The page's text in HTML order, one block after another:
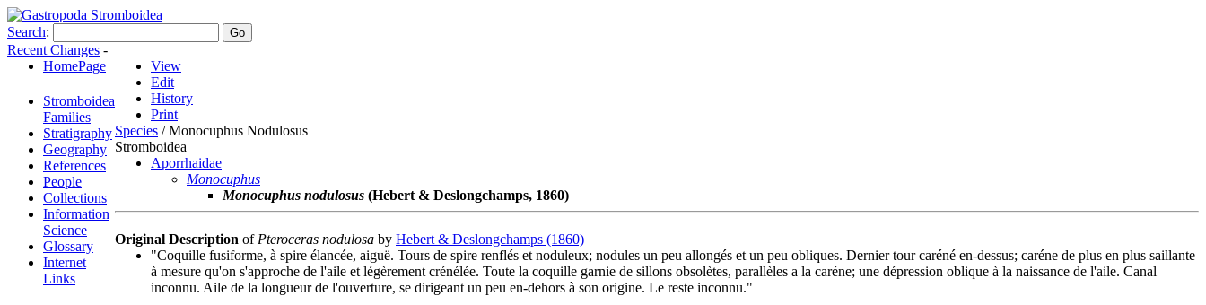
Search:
Recent Changes -
HomePage
Stromboidea
Families
Stratigraphy
Geography
References
People
Collections
Information
Science
Glossary
Internet
Links
View
Edit
History
Print
Species / Monocuphus Nodulosus
Stromboidea
Aporrhaidae
Monocuphus
Monocuphus nodulosus (Hebert & Deslongchamps, 1860)
Original Description of Pteroceras nodulosa by Hebert & Deslongchamps (1860)
"Coquille fusiforme, à spire élancée, aiguë. Tours de spire renflés et noduleux; nodules un peu allongés et un peu obliques. Dernier tour caréné en-dessus; caréne de plus en plus saillante
à mesure qu'on s'approche de l'aile et légèrement crénélée. Toute la coquille garnie de sillons obsolètes, parallèles a la caréne; une dépression oblique à la naissance de l'aile. Canal
inconnu. Aile de la longueur de l'ouverture, se dirigeant un peu en-dehors à son origine. Le reste inconnu."